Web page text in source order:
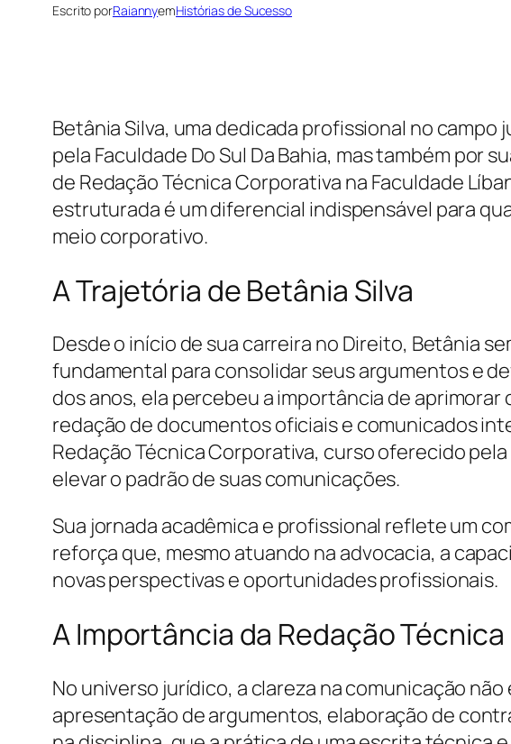
Escrito porRaiannyemHistórias de Sucesso
Betânia Silva, uma dedicada profissional no
pela Faculdade Do Sul Da Bahia, mas também
de Redação Técnica Corporativa na Faculdade
estruturada é um diferencial indispensável para
meio corporativo.
A Trajetória de Betânia Silva
Desde o início de sua carreira no Direito, Betânia
fundamental para consolidar seus argumentos e
dos anos, ela percebeu a importância de
redação de documentos oficiais e comunicados
Redação Técnica Corporativa, curso oferecido
elevar o padrão de suas comunicações.
Sua jornada acadêmica e profissional reflete um
reforça que, mesmo atuando na advocacia, a
novas perspectivas e oportunidades profissionais.
A Importância da Redação
No universo jurídico, a clareza na comunicação
apresentação de argumentos, elaboração de